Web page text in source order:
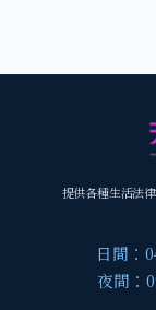
提供各種生活法
日間：
夜間：